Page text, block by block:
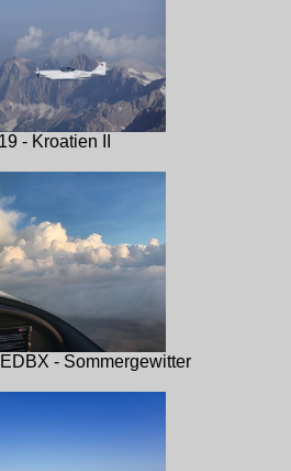
- Kroatien II
- Sommergewitter